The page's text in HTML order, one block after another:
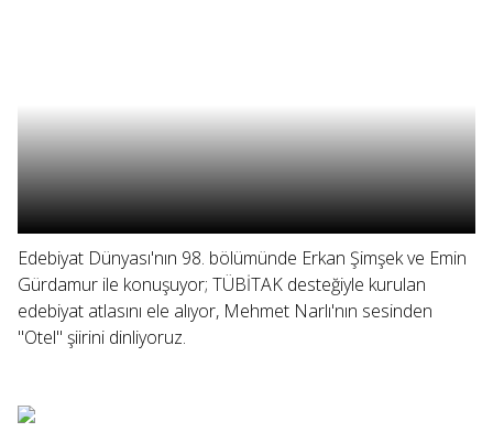
Edebiyat Dünyası'nın 98. bölümünde Erkan Şimşek ve Emin
Gürdamur ile konuşuyor; TÜBİTAK desteğiyle kurulan
edebiyat atlasını ele alıyor, Mehmet Narlı'nın sesinden
"Otel" şiirini dinliyoruz.